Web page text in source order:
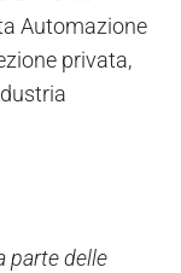
Automazione
privata,
parte delle